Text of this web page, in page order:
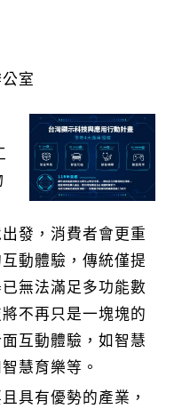
室
發，消費者會更重
動體驗，傳統僅提
無法滿足多功能數
不再只是一塊塊的
互動體驗，如智慧
慧育樂等。
具有優勢的產業，